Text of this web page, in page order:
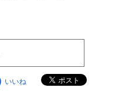
いいね